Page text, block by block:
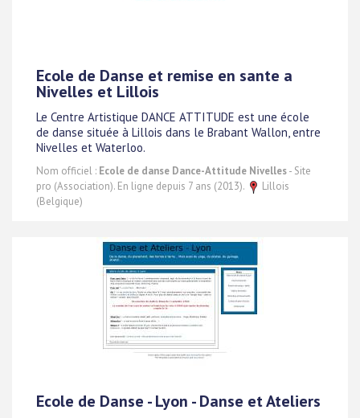
Ecole de Danse et remise en sante a
Nivelles et Lillois
Le Centre Artistique DANCE ATTITUDE est une école
de danse située à Lillois dans le Brabant Wallon, entre
Nivelles et Waterloo.
Nom officiel : Ecole de danse Dance-Attitude Nivelles- Site
pro (Association). En ligne depuis 7 ans (2013).
Lillois
(Belgique)
Ecole de Danse - Lyon - Danse et Ateliers